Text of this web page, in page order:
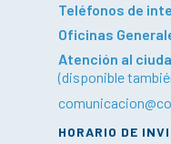
Teléfonos de
Oficinas
Atención al
(disponible
HORARIO DE